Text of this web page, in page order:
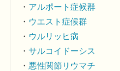
アルポート症候群
ウエスト症候群
ウルリッヒ病
サルコイドーシス
悪性関節リウマチ